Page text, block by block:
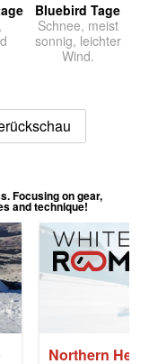
Bluebird Tage
Schnee, meist
sonnig, leichter
Wind.